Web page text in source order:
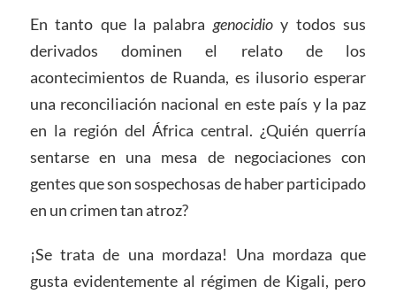
En tanto que la palabra genocidioy todos sus
derivados dominen el relato de los
acontecimientos de Ruanda, es ilusorio esperar
una reconciliación nacional en este país y la paz
en la región del África central. ¿Quién querría
sentarse en una mesa de negociaciones con
gentes que son sospechosas de haber participado
en un crimen tan atroz?
¡Se trata de una mordaza! Una mordaza que
gusta evidentemente al régimen de Kigali, pero